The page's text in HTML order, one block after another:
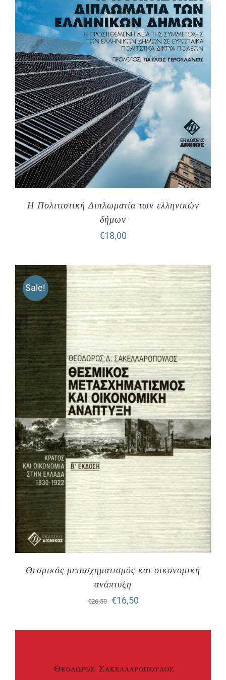
Η Πολιτιστική Διπλωματία των ελληνικών
δήμων
€18,00
Sale!
Θεσμικός μετασχηματισμός και οικονομική
ανάπτυξη
€26,50
Original
€16,50Η
€16,50.